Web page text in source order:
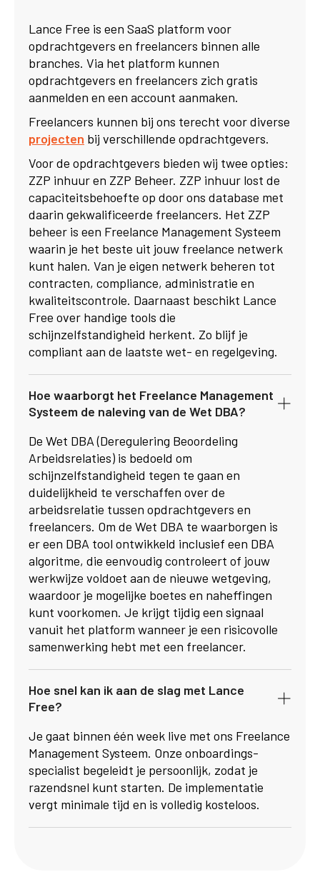
Lance Free is een SaaS platform voor
opdrachtgevers en freelancers binnen alle
branches. Via het platform kunnen
opdrachtgevers en freelancers zich gratis
aanmelden en een account aanmaken.
Freelancers kunnen bij ons terecht voor diverse
projecten bij verschillende opdrachtgevers.
Voor de opdrachtgevers bieden wij twee opties:
ZZP inhuur en ZZP Beheer. ZZP inhuur lost de
capaciteitsbehoefte op door ons database met
daarin gekwalificeerde freelancers. Het ZZP
beheer is een Freelance Management Systeem
waarin je het beste uit jouw freelance netwerk
kunt halen. Van je eigen netwerk beheren tot
contracten, compliance, administratie en
kwaliteitscontrole. Daarnaast beschikt Lance
Free over handige tools die
schijnzelfstandigheid herkent. Zo blijf je
compliant aan de laatste wet- en regelgeving.
Hoe waarborgt het Freelance Management
Systeem de naleving van de Wet DBA?
De Wet DBA (Deregulering Beoordeling
Arbeidsrelaties) is bedoeld om
schijnzelfstandigheid tegen te gaan en
duidelijkheid te verschaffen over de
arbeidsrelatie tussen opdrachtgevers en
freelancers. Om de Wet DBA te waarborgen is
er een DBA tool ontwikkeld inclusief een DBA
algoritme, die eenvoudig controleert of jouw
werkwijze voldoet aan de nieuwe wetgeving,
waardoor je mogelijke boetes en naheffingen
kunt voorkomen. Je krijgt tijdig een signaal
vanuit het platform wanneer je een risicovolle
samenwerking hebt met een freelancer.
Hoe snel kan ik aan de slag met Lance
Free?
Je gaat binnen één week live met ons Freelance
Management Systeem. Onze onboardings­
specialist begeleidt je persoonlijk, zodat je
razendsnel kunt starten. De implementatie
vergt minimale tijd en is volledig kosteloos.